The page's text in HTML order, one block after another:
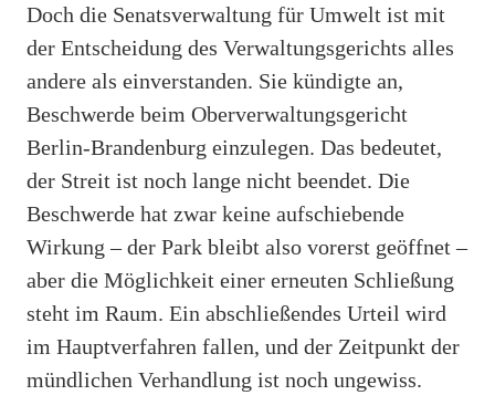
Doch die Senatsverwaltung für Umwelt ist mit
der Entscheidung des Verwaltungsgerichts alles
andere als einverstanden. Sie kündigte an,
Beschwerde beim Oberverwaltungsgericht
Berlin-Brandenburg einzulegen. Das bedeutet,
der Streit ist noch lange nicht beendet. Die
Beschwerde hat zwar keine aufschiebende
Wirkung – der Park bleibt also vorerst geöffnet –
aber die Möglichkeit einer erneuten Schließung
steht im Raum. Ein abschließendes Urteil wird
im Hauptverfahren fallen, und der Zeitpunkt der
mündlichen Verhandlung ist noch ungewiss.